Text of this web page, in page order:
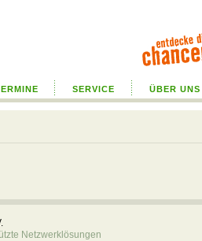
SERVICE ÜBER UNS
Netzwerklösungen